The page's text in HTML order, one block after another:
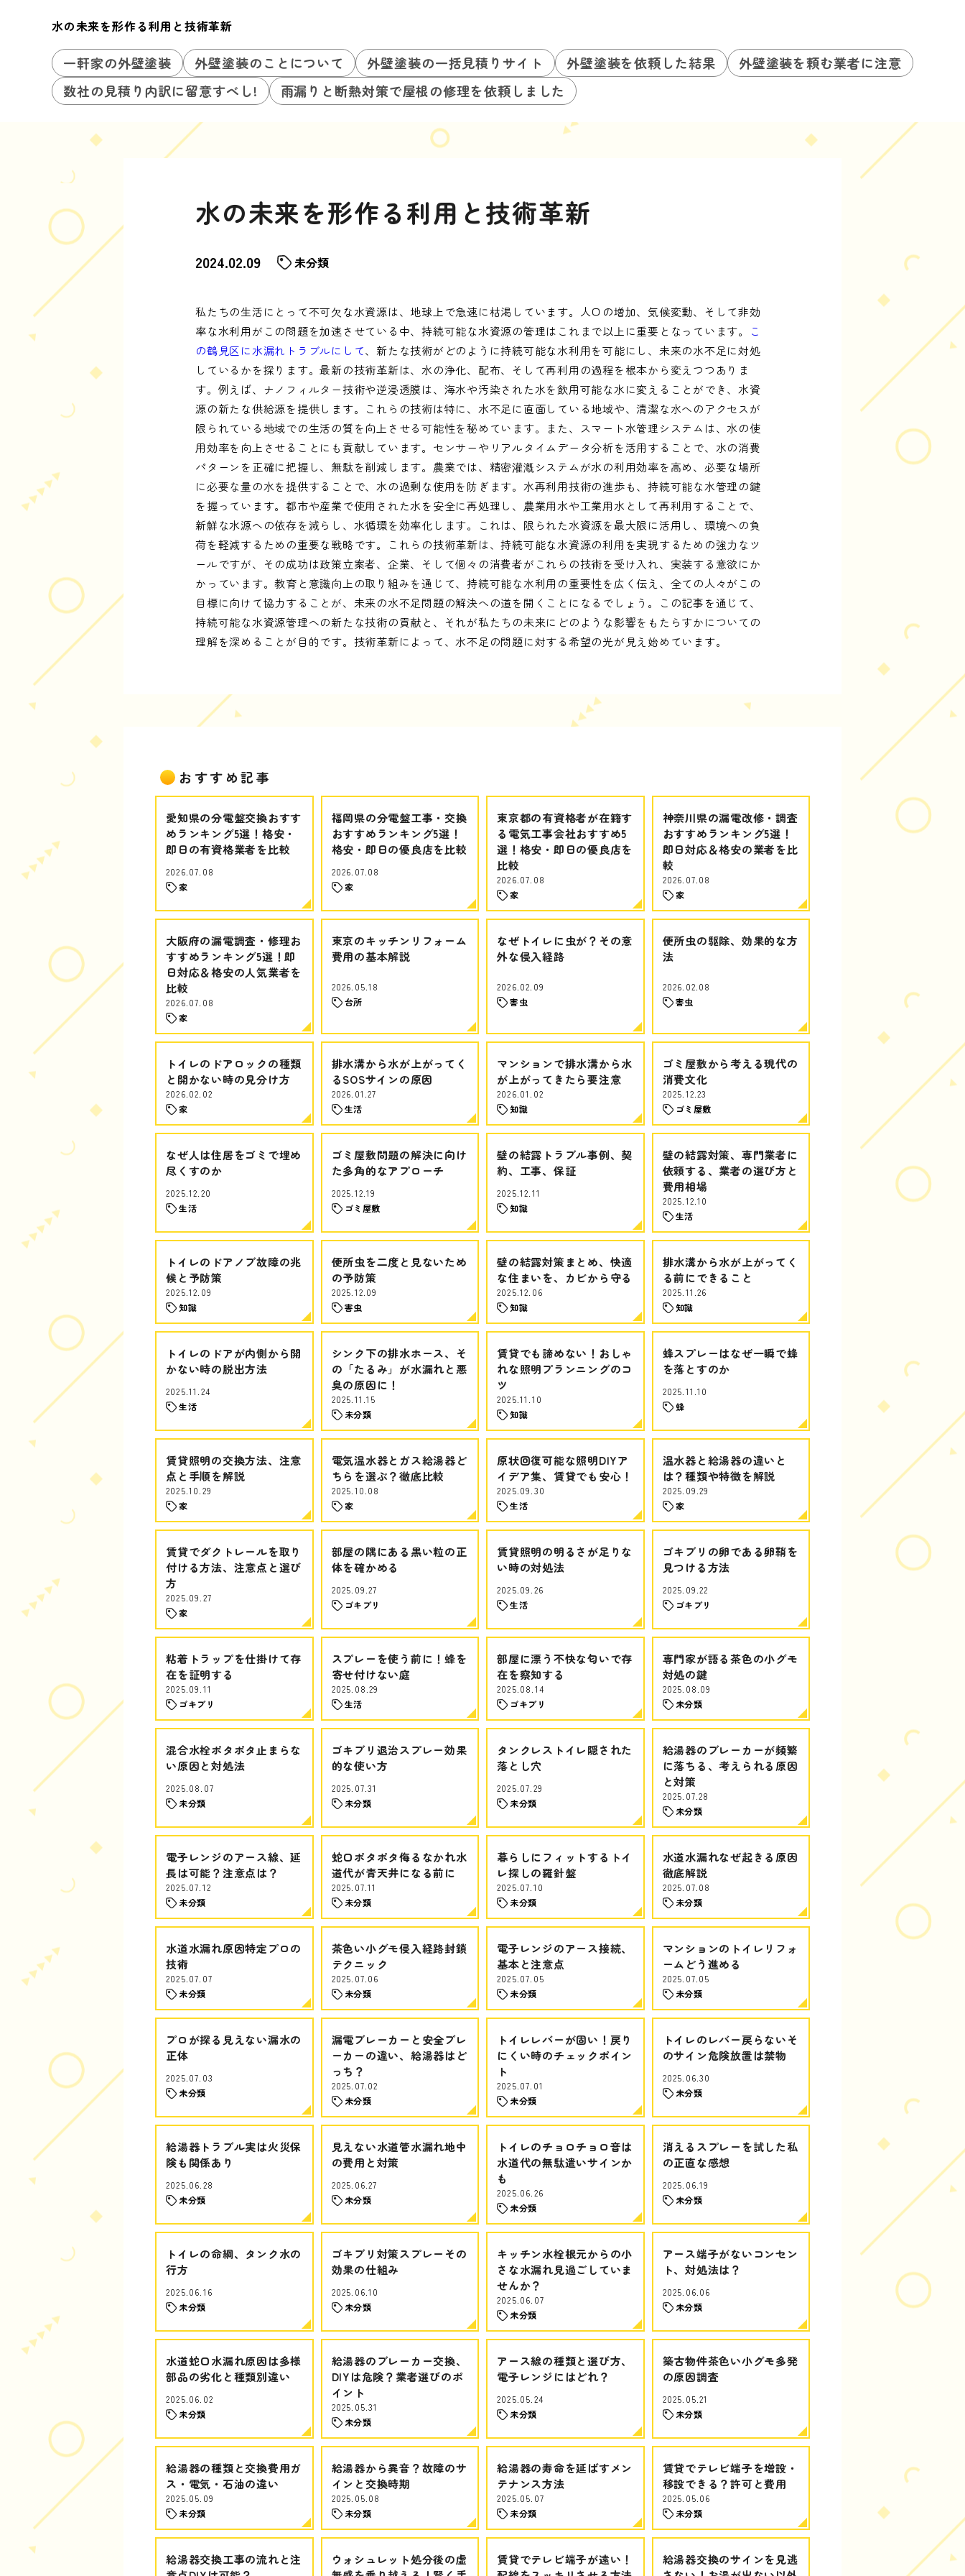
水の未来を形作る利用と技術革新
一軒家の外壁塗装 外壁塗装のことについて 外壁塗装の一括見積りサイト 外壁塗装を依頼した結果
外壁塗装を頼む業者に注意
数社の見積り内訳に留意すべし!
雨漏りと断熱対策で屋根の修理を依頼しました
水の未来を形作る利用と技術革新
2024.02.09 未分類
私たちの生活にとって不可欠な水資源は、地球上で急速に枯渇しています。人口の増加、気候変動、そして非効
率な水利用がこの問題を加速させている中、持続可能な水資源の管理はこれまで以上に重要となっています。
こ
の鶴見区に水漏れトラブルにして、新たな技術がどのように持続可能な水利用を可能にし、未来の水不足に対処
しているかを探ります。最新の技術革新は、水の浄化、配布、そして再利用の過程を根本から変えつつありま
す。例えば、ナノフィルター技術や逆浸透膜は、海水や汚染された水を飲用可能な水に変えることができ、水資
源の新たな供給源を提供します。これらの技術は特に、水不足に直面している地域や、清潔な水へのアクセスが
限られている地域での生活の質を向上させる可能性を秘めています。また、スマート水管理システムは、水の使
用効率を向上させることにも貢献しています。センサーやリアルタイムデータ分析を活用することで、水の消費
パターンを正確に把握し、無駄を削減します。農業では、精密灌漑システムが水の利用効率を高め、必要な場所
に必要な量の水を提供することで、水の過剰な使用を防ぎます。水再利用技術の進歩も、持続可能な水管理の鍵
を握っています。都市や産業で使用された水を安全に再処理し、農業用水や工業用水として再利用することで、
新鮮な水源への依存を減らし、水循環を効率化します。これは、限られた水資源を最大限に活用し、環境への負
荷を軽減するための重要な戦略です。これらの技術革新は、持続可能な水資源の利用を実現するための強力なツ
ールですが、その成功は政策立案者、企業、そして個々の消費者がこれらの技術を受け入れ、実装する意欲にか
かっています。教育と意識向上の取り組みを通じて、持続可能な水利用の重要性を広く伝え、全ての人々がこの
目標に向けて協力することが、未来の水不足問題の解決への道を開くことになるでしょう。この記事を通じて、
持続可能な水資源管理への新たな技術の貢献と、それが私たちの未来にどのような影響をもたらすかについての
理解を深めることが目的です。技術革新によって、水不足の問題に対する希望の光が見え始めています。
おすすめ記事
愛知県の分電盤交換おすす
めランキング5選！格安・
即日の有資格業者を比較
2026.07.08
家
福岡県の分電盤工事・交換
おすすめランキング5選！
格安・即日の優良店を比較
2026.07.08
家
東京都の有資格者が在籍す
る電気工事会社おすすめ5
選！格安・即日の優良店を
比較
2026.07.08
家
神奈川県の漏電改修・調査
おすすめランキング5選！
即日対応＆格安の業者を比
較
2026.07.08
家
大阪府の漏電調査・修理お
すすめランキング5選！即
日対応＆格安の人気業者を
比較
2026.07.08
家
東京のキッチンリフォーム
費用の基本解説
2026.05.18
台所
なぜトイレに虫が？その意
外な侵入経路
2026.02.09
害虫
便所虫の駆除、効果的な方
法
2026.02.08
害虫
トイレのドアロックの種類
と開かない時の見分け方
2026.02.02
家
排水溝から水が上がってく
るSOSサインの原因
2026.01.27
生活
マンションで排水溝から水
が上がってきたら要注意
2026.01.02
知識
ゴミ屋敷から考える現代の
消費文化
2025.12.23
ゴミ屋敷
なぜ人は住居をゴミで埋め
尽くすのか
2025.12.20
生活
ゴミ屋敷問題の解決に向け
た多角的なアプローチ
2025.12.19
ゴミ屋敷
壁の結露トラブル事例、契
約、工事、保証
2025.12.11
知識
壁の結露対策、専門業者に
依頼する、業者の選び方と
費用相場
2025.12.10
生活
トイレのドアノブ故障の兆
候と予防策
2025.12.09
知識
便所虫を二度と見ないため
の予防策
2025.12.09
害虫
壁の結露対策まとめ、快適
な住まいを、カビから守る
2025.12.06
知識
排水溝から水が上がってく
る前にできること
2025.11.26
知識
トイレのドアが内側から開
かない時の脱出方法
2025.11.24
生活
シンク下の排水ホース、そ
の「たるみ」が水漏れと悪
臭の原因に！
2025.11.15
未分類
賃貸でも諦めない！おしゃ
れな照明プランニングのコ
ツ
2025.11.10
知識
蜂スプレーはなぜ一瞬で蜂
を落とすのか
2025.11.10
蜂
賃貸照明の交換方法、注意
点と手順を解説
2025.10.29
家
電気温水器とガス給湯器ど
ちらを選ぶ？徹底比較
2025.10.08
家
原状回復可能な照明DIYア
イデア集、賃貸でも安心！
2025.09.30
生活
温水器と給湯器の違いと
は？種類や特徴を解説
2025.09.29
家
賃貸でダクトレールを取り
付ける方法、注意点と選び
方
2025.09.27
家
部屋の隅にある黒い粒の正
体を確かめる
2025.09.27
ゴキブリ
賃貸照明の明るさが足りな
い時の対処法
2025.09.26
生活
ゴキブリの卵である卵鞘を
見つける方法
2025.09.22
ゴキブリ
粘着トラップを仕掛けて存
在を証明する
2025.09.11
ゴキブリ
スプレーを使う前に！蜂を
寄せ付けない庭
2025.08.29
生活
部屋に漂う不快な匂いで存
在を察知する
2025.08.14
ゴキブリ
専門家が語る茶色の小グモ
対処の鍵
2025.08.09
未分類
混合水栓ポタポタ止まらな
い原因と対処法
2025.08.07
未分類
ゴキブリ退治スプレー効果
的な使い方
2025.07.31
未分類
タンクレストイレ隠された
落とし穴
2025.07.29
未分類
給湯器のブレーカーが頻繁
に落ちる、考えられる原因
と対策
2025.07.28
未分類
電子レンジのアース線、延
長は可能？注意点は？
2025.07.12
未分類
蛇口ポタポタ侮るなかれ水
道代が青天井になる前に
2025.07.11
未分類
暮らしにフィットするトイ
レ探しの羅針盤
2025.07.10
未分類
水道水漏れなぜ起きる原因
徹底解説
2025.07.08
未分類
水道水漏れ原因特定プロの
技術
2025.07.07
未分類
茶色い小グモ侵入経路封鎖
テクニック
2025.07.06
未分類
電子レンジのアース接続、
基本と注意点
2025.07.05
未分類
マンションのトイレリフォ
ームどう進める
2025.07.05
未分類
プロが探る見えない漏水の
正体
2025.07.03
未分類
漏電ブレーカーと安全ブレ
ーカーの違い、給湯器はど
っち？
2025.07.02
未分類
トイレレバーが固い！戻り
にくい時のチェックポイン
ト
2025.07.01
未分類
トイレのレバー戻らないそ
のサイン危険放置は禁物
2025.06.30
未分類
給湯器トラブル実は火災保
険も関係あり
2025.06.28
未分類
見えない水道管水漏れ地中
の費用と対策
2025.06.27
未分類
トイレのチョロチョロ音は
水道代の無駄遣いサインか
も
2025.06.26
未分類
消えるスプレーを試した私
の正直な感想
2025.06.19
未分類
トイレの命綱、タンク水の
行方
2025.06.16
未分類
ゴキブリ対策スプレーその
効果の仕組み
2025.06.10
未分類
キッチン水栓根元からの小
さな水漏れ見過ごしていま
せんか？
2025.06.07
未分類
アース端子がないコンセン
ト、対処法は？
2025.06.06
未分類
水道蛇口水漏れ原因は多様
部品の劣化と種類別違い
2025.06.02
未分類
給湯器のブレーカー交換、
DIYは危険？業者選びのポ
イント
2025.05.31
未分類
アース線の種類と選び方、
電子レンジにはどれ？
2025.05.24
未分類
築古物件茶色い小グモ多発
の原因調査
2025.05.21
未分類
給湯器の種類と交換費用ガ
ス・電気・石油の違い
2025.05.09
未分類
給湯器から異音？故障のサ
インと交換時期
2025.05.08
未分類
給湯器の寿命を延ばすメン
テナンス方法
2025.05.07
未分類
賃貸でテレビ端子を増設・
移設できる？許可と費用
2025.05.06
未分類
給湯器交換工事の流れと注
ウォシュレット処分後の虚
賃貸でテレビ端子が遠い！
給湯器交換のサインを見逃